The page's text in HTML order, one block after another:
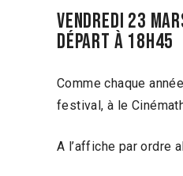
Vendredi 23
Départ à 18h45
Comme chaque
festival, à le
A l’affiche par ordre